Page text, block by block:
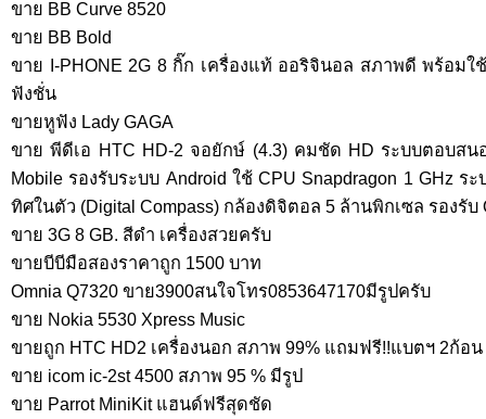
ขาย BB Curve 8520
ขาย BB Bold
ขาย I-PHONE 2G 8 กิ๊ก เครื่องแท้ ออริจินอล สภาพดี พร้อม
ฟังชั่น
ขายหูฟัง Lady GAGA
ขาย พีดีเอ HTC HD-2 จอยักษ์ (4.3) คมชัด HD ระบบตอบสน
Mobile รองรับระบบ Android ใช้ CPU Snapdragon 1 GHz ร
ทิศในตัว (Digital Compass) กล้องดิจิตอล 5 ล้านพิกเซล รองรับ
ขาย 3G 8 GB. สีดำ เครื่องสวยครับ
ขายบีบีมือสองราคาถูก 1500 บาท
Omnia Q7320 ขาย3900สนใจโทร0853647170มีรูปครับ
ขาย Nokia 5530 Xpress Music
ขายถูก HTC HD2 เครื่องนอก สภาพ 99% แถมฟรี!!แบตฯ 2ก้อน
ขาย icom ic-2st 4500 สภาพ 95 % มีรูป
ขาย Parrot MiniKit แฮนด์ฟรีสุดชัด